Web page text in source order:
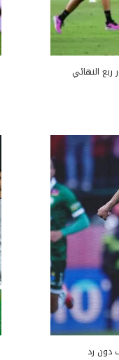
النهائي
دون رد